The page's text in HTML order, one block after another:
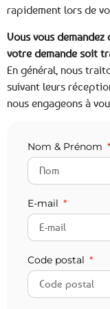
rapidement lors de
Vous vous
votre demande soit
En général, nous
suivant leurs
nous engageons à
Nom & Prénom
E-mail
Code postal